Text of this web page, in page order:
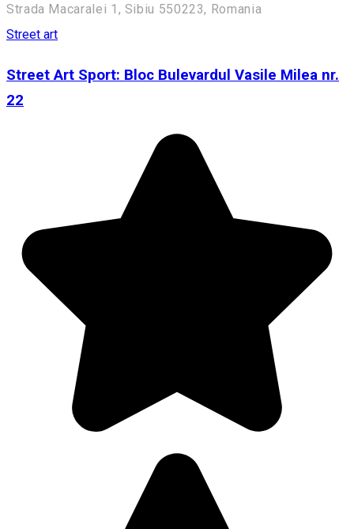
Strada Macaralei 1, Sibiu 550223, Romania
Street art
Street Art Sport: Bloc Bulevardul Vasile Milea nr.
22